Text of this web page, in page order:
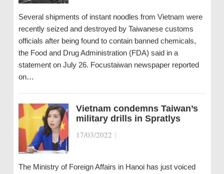
Several shipments of instant noodles from Vietnam were
recently seized and destroyed by Taiwanese customs
officials after being found to contain banned chemicals,
the Food and Drug Administration (FDA) said in a
statement on July 26. Focustaiwan newspaper reported
on…
Vietnam condemns Taiwan’s
military drills in Spratlys
17/03/2022 |
The Ministry of Foreign Affairs in Hanoi has just voiced